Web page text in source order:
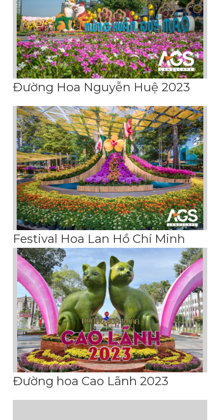
Đường Hoa Nguyễn Huệ 2023
Festival Hoa Lan Hồ Chí Minh
Đường hoa Cao Lãnh 2023